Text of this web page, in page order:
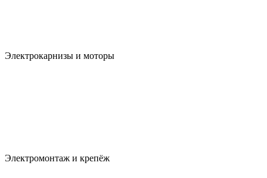
Электрокарнизы и моторы
Электромонтаж и крепёж